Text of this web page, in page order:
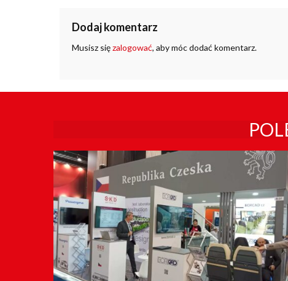
Dodaj komentarz
Musisz sięzalogować, aby móc dodać komentarz.